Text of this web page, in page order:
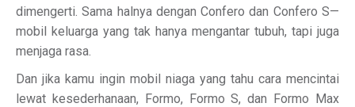
dimengerti. Sama halnya dengan Confero dan Confero S—
mobil keluarga yang tak hanya mengantar tubuh, tapi juga
menjaga rasa.
Dan jika kamu ingin mobil niaga yang tahu cara mencintai
lewat kesederhanaan, Formo, Formo S, dan Formo Max